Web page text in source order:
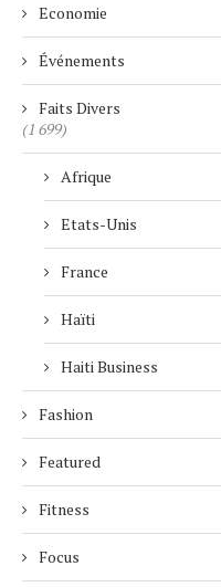
Economie
Événements
Faits Divers
(1 699)
Afrique
Etats-Unis
France
Haïti
Haiti Business
Fashion
Featured
Fitness
Focus